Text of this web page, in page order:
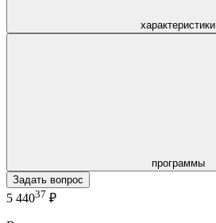
характеристики
программы
Задать вопрос
5 44037 ₽